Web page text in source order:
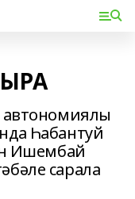
автономиялы
Һабантуй
Ишембай
сарала